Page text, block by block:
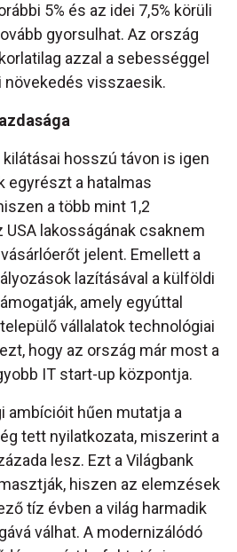
5% és az idei 7,5% körüli
gyorsulhat. Az ország
azzal a sebességgel
növekedés visszaesik.
hosszú távon is igen
egyrészt a hatalmas
a több mint 1,2
lakosságának csaknem
jelent. Emellett a
lazításával a külföldi
amely egyúttal
vállalatok technológiai
hogy az ország már most a
IT start-up központja.
ambícióit hűen mutatja a
tett nyilatkozata, miszerint a
lesz. Ezt a Világbank
hiszen az elemzések
tíz évben a világ harmadik
válhat. A modernizálódó